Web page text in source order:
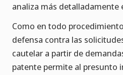
analiza más detalladamente
Como en todo
defensa contra las
cautelar a partir de
patente permite al presunto